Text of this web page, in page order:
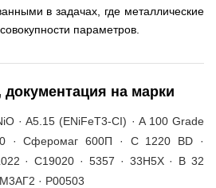
в задачах, где металлические
параметров.
документация на марки
· A5.15 (ENiFeT3-CI) · A 100 Grade
· Сферомаг 600П · C 1220 BD ·
· C19020 · 5357 · 33Н5Х · B 32
· P00503